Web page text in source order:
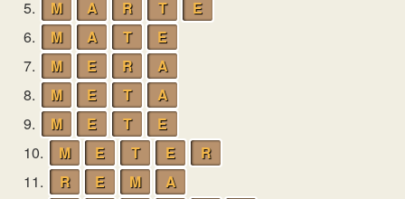
5. M A R T
E
6.
M A T
E
7.
M E R
A
8.
M E T
A
9.
M E T
E
10.
M E T E
R
11.
R E M
A